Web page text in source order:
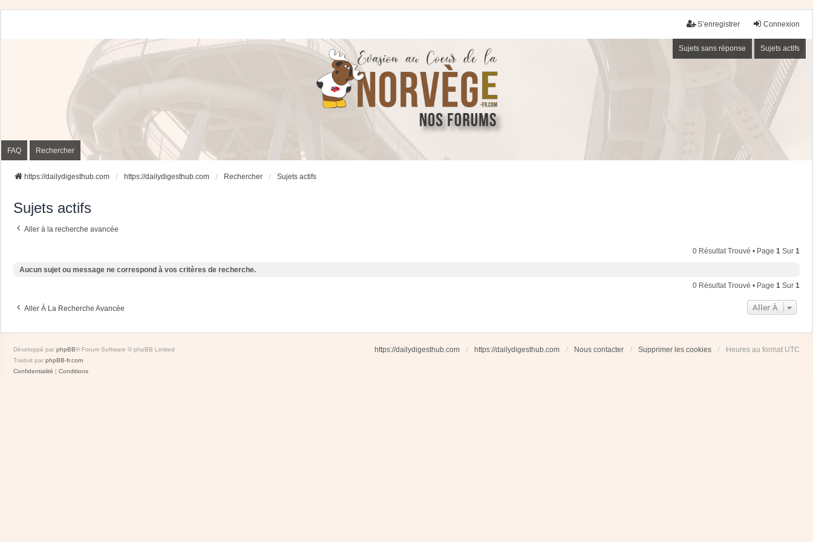
Connexion
S’enregistrer
Sujets sans réponse Sujets actifs
FAQ Rechercher
https://dailydigesthub.com https://dailydigesthub.com Rechercher Sujets actifs
Sujets actifs
Aller à la recherche avancée
0 Résultat Trouvé • Page 1 Sur 1
Aucun sujet ou message ne correspond à vos critères de recherche.
0 Résultat Trouvé • Page 1 Sur 1
Aller À La Recherche Avancée Aller À
https://dailydigesthub.com https://dailydigesthub.com Nous contacter Supprimer les cookies Heures au format UTC
Développé par phpBB® Forum Software © phpBB Limited
Traduit par phpBB-fr.com
Confidentialité | Conditions